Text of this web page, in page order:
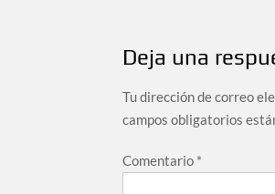
Deja una
Tu dirección de correo
campos obligatorios
Comentario *